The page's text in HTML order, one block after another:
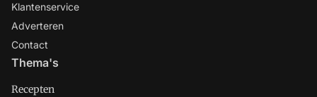
Klantenservice
Adverteren
Contact
Thema's
Recepten